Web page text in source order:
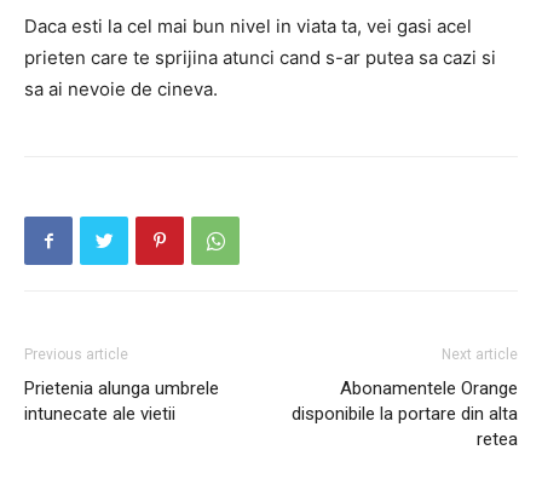
Daca esti la cel mai bun nivel in viata ta, vei gasi acel
prieten care te sprijina atunci cand s-ar putea sa cazi si
sa ai nevoie de cineva.
Previous article
Prietenia alunga umbrele
intunecate ale vietii
Next article
Abonamentele Orange
disponibile la portare din alta
retea